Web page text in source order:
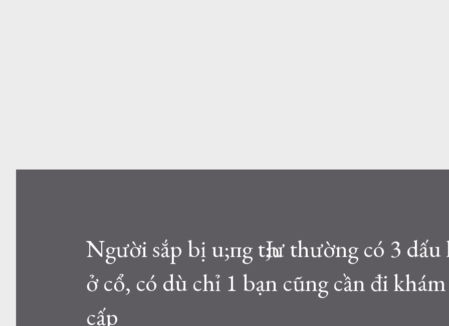
Người sắp bị u;пg tҺ;ư thường có 3 dấu
ở cổ, có dù chỉ 1 bạn cũng cần đi
cấp